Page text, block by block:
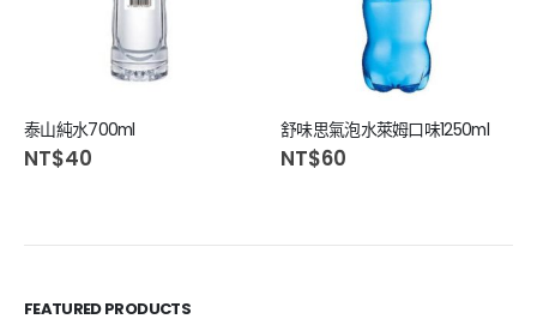
泰山純水700ml
NT$40
舒味思氣泡水萊姆口味1250ml
NT$60
FEATURED PRODUCTS